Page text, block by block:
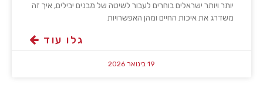
יותר ויותר ישראלים בוחרים לעבור לשיטה של מבנים יבילים, איך זה
משדרג את איכות החיים ומהן האפשרויות
גלו עוד
19 בינואר 2026